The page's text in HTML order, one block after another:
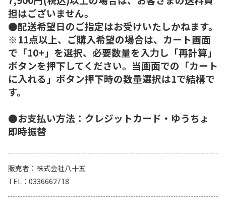
担はございません。
●配送希望日のご指定はお受けいたしかねます。
※11点以上、ご購入希望の場合は、カート画面
で「10+」を選択、必要数量を入力し「再計算」
ボタンを押下してください。当画面での「カート
に入れる」ボタン押下時の数量選択は1で結構で
す。
●お支払い方法：クレジットカード・ゆうちょ
即時振替
販売者
株式会社八十五
TEL
0336662718